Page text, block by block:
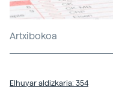
Artxibokoa
Elhuyar aldizkaria: 354